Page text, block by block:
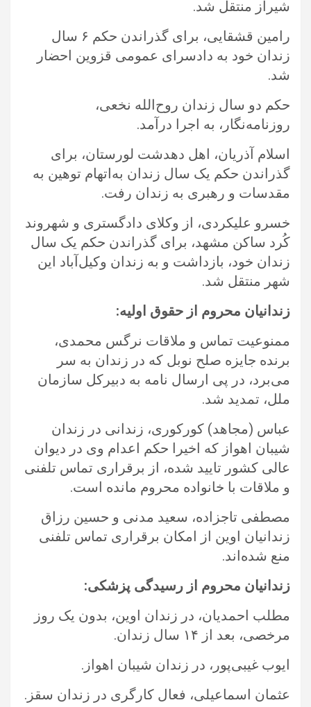
شیراز منتقل شد.‏
رامین قشقایی، برای گذراندن حکم ۶ سال
زندان خود به دادسرای عمومی قزوین احضار
شد. ‏
حکم دو سال زندان روح‌الله نخعی،
روزنامه‌نگار، به اجرا درآمد. ‏
اسلام آذریان، اهل دهدشت لورستان، برای
گذراندن حکم یک سال زندان به‌اتهام توهین به
مقدسات و رهبری به زندان رفت.‏
خسرو علیکردی، از وکلای دادگستری و شهروند
کُرد ساکن مشهد، برای گذراندن حکم یک سال
زندان خود، بازداشت و به زندان وکیل‌آباد ‏این
شهر منتقل شد.‏
زندانیان محروم از حقوق اولیه: ‏
ممنوعیت تماس و ملاقات نرگس محمدی،
برنده جایزه صلح نوبل که در زندان به سر
می‌برد، در پی ارسال نامه به دبیرکل سازمان
ملل، ‏تمدید شد.‏
عباس (مجاهد) کورکوری، زندانی در زندان
شیبان اهواز که اخیرا حکم اعدام وی در دیوان
عالی کشور تایید شده، از برقراری تماس تلفنی
و ‏ملاقات با خانواده محروم مانده است.‏
مصطفی تاجزاده، سعید مدنی و حسین رزاق
زندانیان اوین از امکان برقراری تماس تلفنی
منع شده‌اند.‏
زندانیان محروم از رسیدگی پزشکی:‏
مطلب احمدیان، در زندان اوین، بدون یک روز
مرخصی، بعد از ۱۴ سال زندان.‏
ایوب غیبی‌پور، در زندان شیبان اهواز. ‏
عثمان اسماعیلی، فعال کارگری در زندان سقز.‏